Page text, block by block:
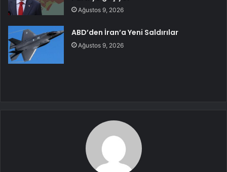
Ağustos 9, 2026
ABD’den İran’a Yeni Saldırılar
Ağustos 9, 2026